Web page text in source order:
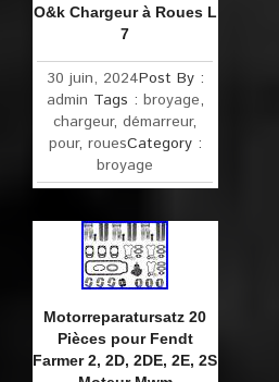
O&k Chargeur à Roues L
7
30 juin, 2024Post By :
admin Tags : broyage,
chargeur,démarreur,
pour, rouesCategory :
broyage
Motorreparatursatz 20
Pièces pour Fendt
Farmer 2, 2D, 2DE, 2E, 2S